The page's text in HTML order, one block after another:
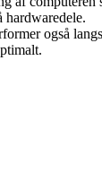
hardwaredele.
også